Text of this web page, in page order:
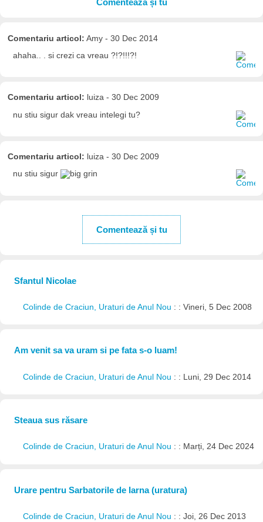
Comentează și tu
Comentariu articol: Amy - 30 Dec 2014
ahaha.. . si crezi ca vreau ?!?!!!?!
Comentariu articol: luiza - 30 Dec 2009
nu stiu sigur dak vreau intelegi tu?
Comentariu articol: luiza - 30 Dec 2009
nu stiu sigur
Comentează și tu
Sfantul Nicolae
Colinde de Craciun, Uraturi de Anul Nou : : Vineri, 5 Dec 2008
Am venit sa va uram si pe fata s-o luam!
Colinde de Craciun, Uraturi de Anul Nou : : Luni, 29 Dec 2014
Steaua sus răsare
Colinde de Craciun, Uraturi de Anul Nou : : Marți, 24 Dec 2024
Urare pentru Sarbatorile de Iarna (uratura)
Colinde de Craciun, Uraturi de Anul Nou : : Joi, 26 Dec 2013